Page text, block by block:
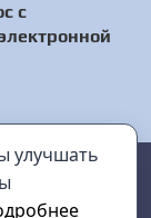
с
GFG-8250A -
улучшать